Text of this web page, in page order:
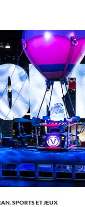
,SPORTS ET JEUX